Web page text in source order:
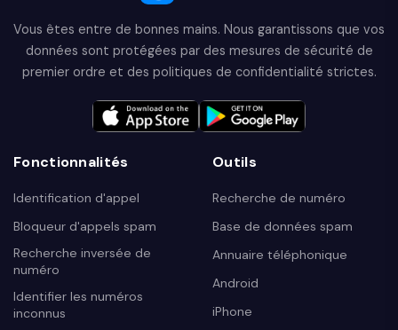
Vous êtes entre de bonnes mains. Nous garantissons que vos
données sont protégées par des mesures de sécurité de
premier ordre et des politiques de confidentialité strictes.
Fonctionnalités
Identification d'appel
Bloqueur d'appels spam
Recherche inversée de
numéro
Identifier les numéros
inconnus
Outils
Recherche de numéro
Base de données spam
Annuaire téléphonique
Android
iPhone